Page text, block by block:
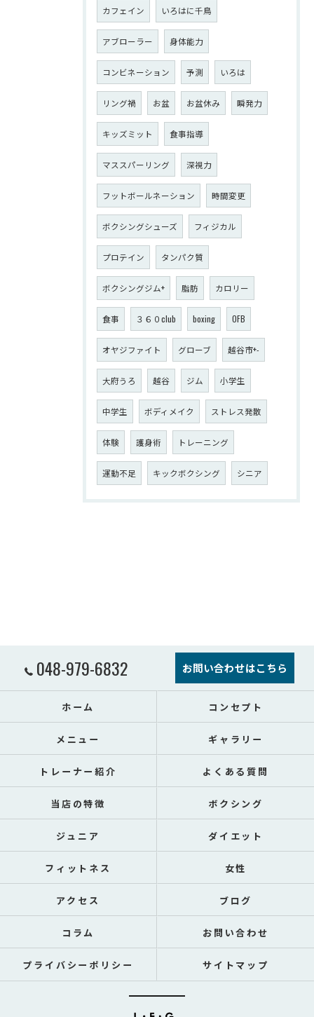
カフェイン いろはに千鳥
アブローラー 身体能力
コンビネーション 予測 いろは
リング禍 お盆 お盆休み 瞬発力
キッズミット 食事指導
マススパーリング 深視力
フットボールネーション 時間変更
ボクシングシューズ フィジカル
プロテイン タンパク質
ボクシングジム+ 脂肪 カロリー
食事 ３６０club boxing OFB
オヤジファイト グローブ 越谷市+-
大府うろ 越谷 ジム 小学生
中学生 ボディメイク ストレス発散
体験 護身術 トレーニング
運動不足 キックボクシング シニア
048-979-6832 お問い合わせはこちら
ホーム コンセプト
メニュー ギャラリー
トレーナー紹介 よくある質問
当店の特徴 ボクシング
ジュニア ダイエット
フィットネス 女性
アクセス ブログ
コラム お問い合わせ
プライバシーポリシー サイトマップ